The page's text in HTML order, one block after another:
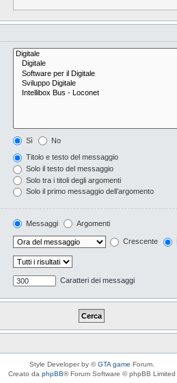
Sì No
Titolo e testo del messaggio
Solo il testo del messaggio
Solo tra i titoli degli argomenti
Solo il primo messaggio dell’argomento
Messaggi Argomenti
Crescente
Caratteri dei messaggi
Style Developer by ©GTA game Forum.
Creato da phpBB® Forum Software © phpBB Limited